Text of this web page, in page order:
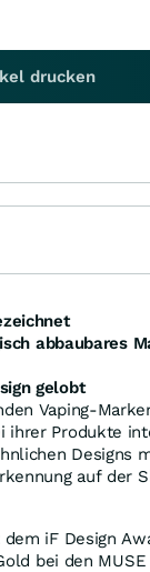
abbaubares
gelobt
Vaping-
ihrer Produkte
Designs
auf der
dem iF Design
bei den
drucken